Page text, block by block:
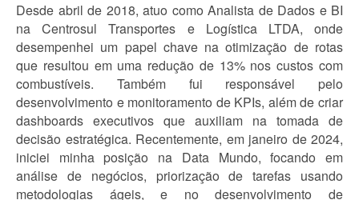
Desde abril de 2018, atuo como Analista de Dados e BI
na Centrosul Transportes e Logística LTDA, onde
desempenhei um papel chave na otimização de rotas
que resultou em uma redução de 13% nos custos com
combustíveis. Também fui responsável pelo
desenvolvimento e monitoramento de KPIs, além de criar
dashboards executivos que auxiliam na tomada de
decisão estratégica. Recentemente, em janeiro de 2024,
iniciei minha posição na Data Mundo, focando em
análise de negócios, priorização de tarefas usando
metodologias ágeis, e no desenvolvimento de